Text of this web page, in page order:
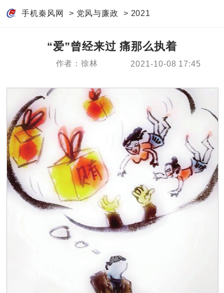
手机秦风网 > 党风与廉政 > 2021
“爱”曾经来过 痛那么执着
作者：徐林 2021-10-08 17:45